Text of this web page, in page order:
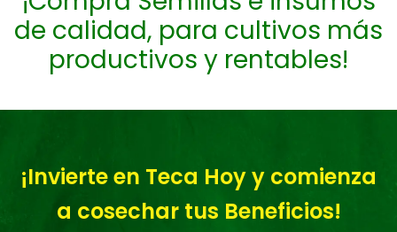
de calidad, para cultivos más
productivos y rentables!
¡Invierte en Teca Hoy y comienza
a cosechar tus Beneficios!